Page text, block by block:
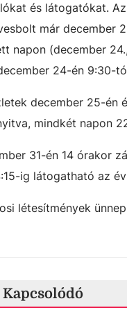
és látogatókat.
már december
napon (december
24-én 9:30-
december 25-én
mindkét napon
31-én 14 órakor
ig látogatható az
létesítmények
Kapcsolódó